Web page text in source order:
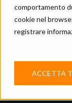
comportamento
cookie nel
registrare
ACCETTA
scuole,
vive. Da
claim “We